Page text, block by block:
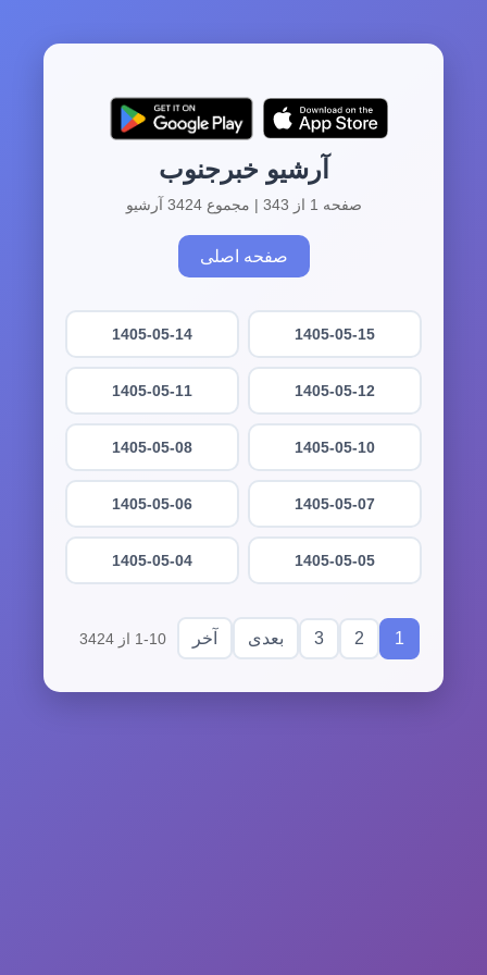
آرشیو خبرجنوب
صفحه 1 از 343 | مجموع 3424 آرشیو
صفحه اصلی
1405-05-15
1405-05-14
1405-05-12
1405-05-11
1405-05-10
1405-05-08
1405-05-07
1405-05-06
1405-05-05
1405-05-04
1
2
3 بعدی آخر 1-10 از 3424